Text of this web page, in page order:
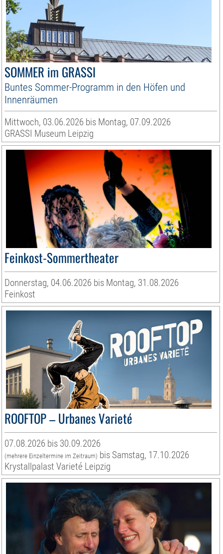
SOMMER im GRASSI
Buntes Sommer-Programm in den Höfen und
Innenräumen
Mittwoch, 03.06.2026 bis Montag, 07.09.2026
GRASSI Museum Leipzig
Feinkost-Sommertheater
Donnerstag, 04.06.2026 bis Montag, 31.08.2026
Feinkost
ROOFTOP – Urbanes Varieté
07.08.2026 bis 30.09.2026
(mehrere Einzeltermine im Zeitraum) bis Samstag, 17.10.2026
Krystallpalast Varieté Leipzig